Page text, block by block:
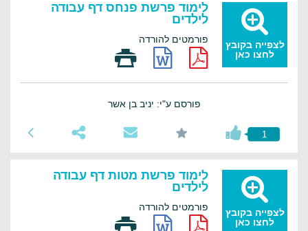
לצפייה בקובץ
לחצו כאן
לימוד פרשת פנחס דף עבודה
לילדים
פורמטים להורדה
פורסם ע"י: יניב בן אשר
1
לצפייה בקובץ
לחצו כאן
לימוד פרשת מטות דף עבודה
לילדים
פורמטים להורדה